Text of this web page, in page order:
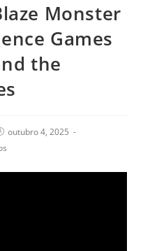
Monster
Games
the
outubro 4, 2025